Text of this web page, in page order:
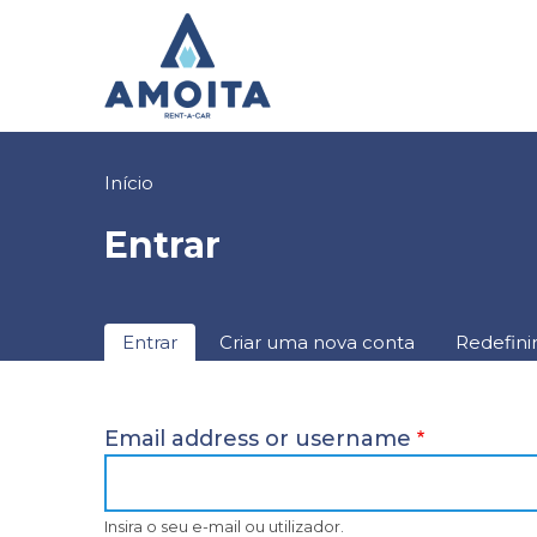
principal
Navegação
Início
Entrar
Separadores
primários
Entrar Criar uma nova conta
Email address or username
Insira o seu e-mail ou utilizador.